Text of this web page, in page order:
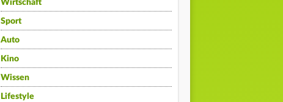
Wirtschaft
Sport
Auto
Kino
Wissen
Lifestyle